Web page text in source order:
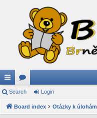
ui
ck
or
u
Search Login
Board index Otázky k úlohám